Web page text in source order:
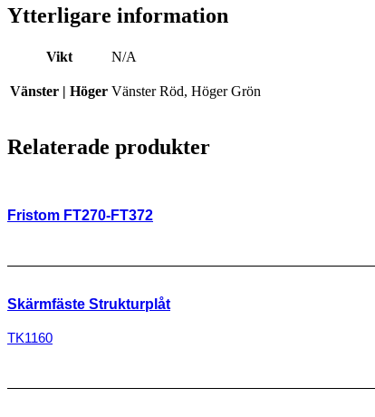
Ytterligare information
Vikt N/A
Vänster | Höger Vänster Röd, Höger Grön
Relaterade produkter
Fristom FT270-FT372
Skärmfäste Strukturplåt
TK1160